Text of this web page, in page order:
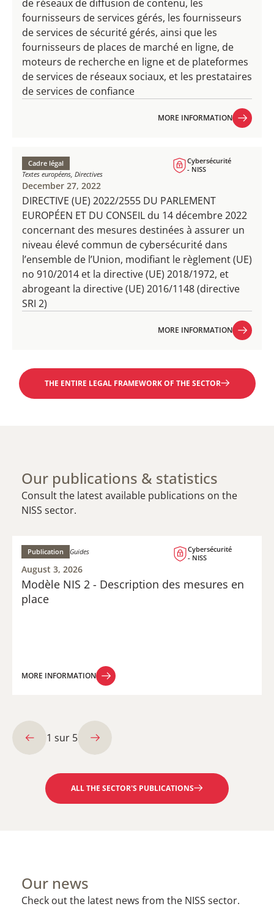
de réseaux de diffusion de contenu, les
fournisseurs de services gérés, les fournisseurs
de services de sécurité gérés, ainsi que les
fournisseurs de places de marché en ligne, de
moteurs de recherche en ligne et de plateformes
de services de réseaux sociaux, et les prestataires
de services de confiance
MORE INFORMATION
DIRECTIVE (UE) 2022/2555 DU PARLEMENT
EUROPÉEN ET DU CONSEIL du 14 décembre 2022
concernant des mesures destinées à assurer un
niveau élevé commun de cybersécurité dans
l’ensemble de l’Union, modifiant le règlement (UE)
no 910/2014 et la directive (UE) 2018/1972, et
abrogeant la directive (UE) 2016/1148 (directive
SRI 2)
Cadre légal
Textes européens, Directives
Cybersécurité
- NISS
December 27, 2022
MORE INFORMATION
THE ENTIRE LEGAL FRAMEWORK OF THE SECTOR
Our publications & statistics
Consult the latest available publications on the
NISS sector.
Modèle NIS 2 - Description des mesures en
place
Publication Guides
Cybersécurité
- NISS
August 3, 2026
MORE INFORMATION
1 sur 5
ALL THE SECTOR'S PUBLICATIONS
Our news
Check out the latest news from the NISS sector.